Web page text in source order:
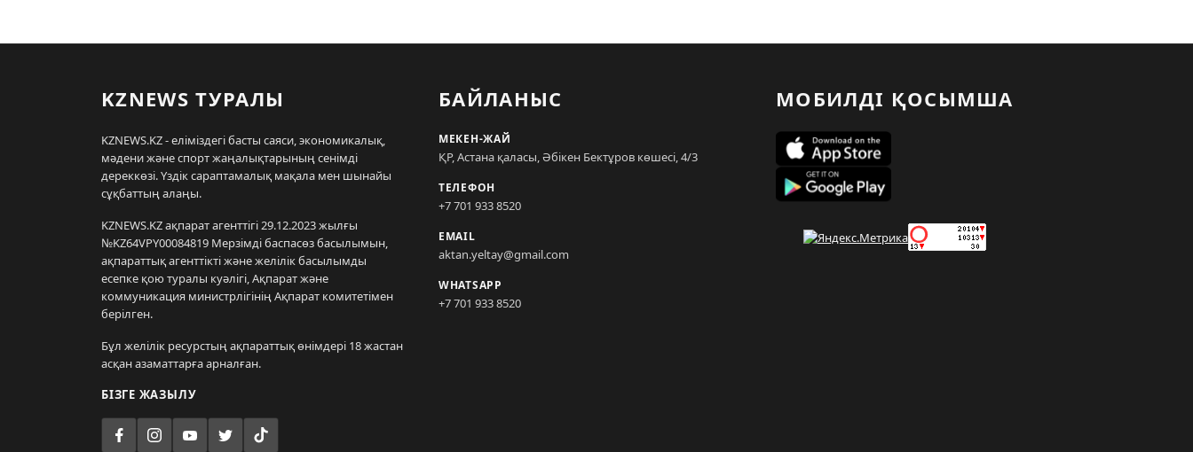
KZNEWS ТУРАЛЫ
KZNEWS.KZ - еліміздегі басты саяси, экономикалық,
мәдени және спорт жаңалықтарының сенімді
дереккөзі. Үздік сараптамалық мақала мен шынайы
сұқбаттың алаңы.
KZNEWS.KZ ақпарат агенттігі 29.12.2023 жылғы
№KZ64VPY00084819 Мерзімді баспасөз басылымын,
ақпараттық агенттікті және желілік басылымды
есепке қою туралы куәлігі, Ақпарат және
коммуникация министрлігінің Ақпарат комитетімен
берілген.
Бұл желілік ресурстың ақпараттық өнімдері 18 жастан
асқан азаматтарға арналған.
БІЗГЕ ЖАЗЫЛУ
БАЙЛАНЫС
МЕКЕН-ЖАЙ
ҚР, Астана қаласы, Әбікен Бектұров көшесі, 4/3
ТЕЛЕФОН
+7 701 933 8520
EMAIL
aktan.yeltay@gmail.com
WHATSAPP
+7 701 933 8520
МОБИЛДІ ҚОСЫМША